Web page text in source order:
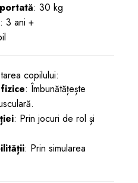
: 30 kg
: 3 ani +
copilului:
: Îmbunătățește
: Prin jocuri de rol și
: Prin simularea